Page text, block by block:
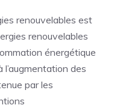
renouvelables est
renouvelables
énergétique
des
par les